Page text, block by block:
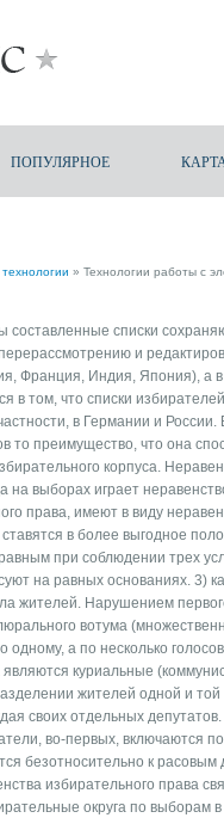
ПОПУЛЯРНОЕ
» Технологии работы с
составленные списки
и
Франция, Индия, Япония), а
в том, что списки
в Германии и России.
то преимущество, что она
корпуса.
выборах играет
права, имеют в виду
в более выгодное
при соблюдении трех
на равных основаниях. 3)
жителей. Нарушением
вотума
а по несколько
куриальные
жителей одной и
своих отдельных
во-первых, включаются
безотносительно к
избирательного права
округа по выборам